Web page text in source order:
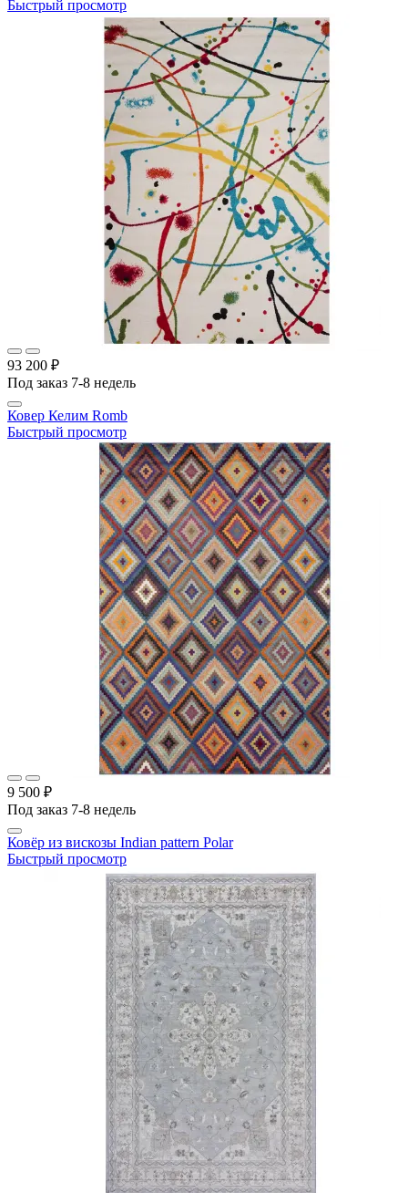
Быстрый просмотр
93 200 ₽
Под заказ 7-8 недель
Ковер Келим Romb
Быстрый просмотр
9 500 ₽
Под заказ 7-8 недель
Ковёр из вискозы Indian pattern Polar
Быстрый просмотр